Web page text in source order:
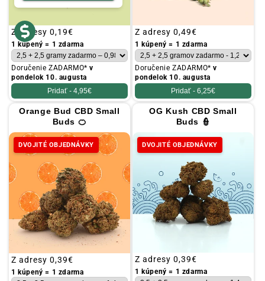
Obvyklá
cena
Z adresy 0,19€
1 kúpený = 1 zdarma
Doručenie ZADARMO*v
pondelok 10. augusta
Pridať - 4,95€
Obvyklá
cena
Z adresy 0,49€
1 kúpený = 1 zdarma
Doručenie ZADARMO*v
pondelok 10. augusta
Pridať - 6,25€
Orange Bud CBD Small
Buds 🍊
DVOJITÉ OBJEDNÁVKY
Obvyklá
cena
Z adresy 0,39€
1 kúpený = 1 zdarma
OG Kush CBD Small
Buds 👮
DVOJITÉ OBJEDNÁVKY
Obvyklá
cena
Z adresy 0,39€
1 kúpený = 1 zdarma